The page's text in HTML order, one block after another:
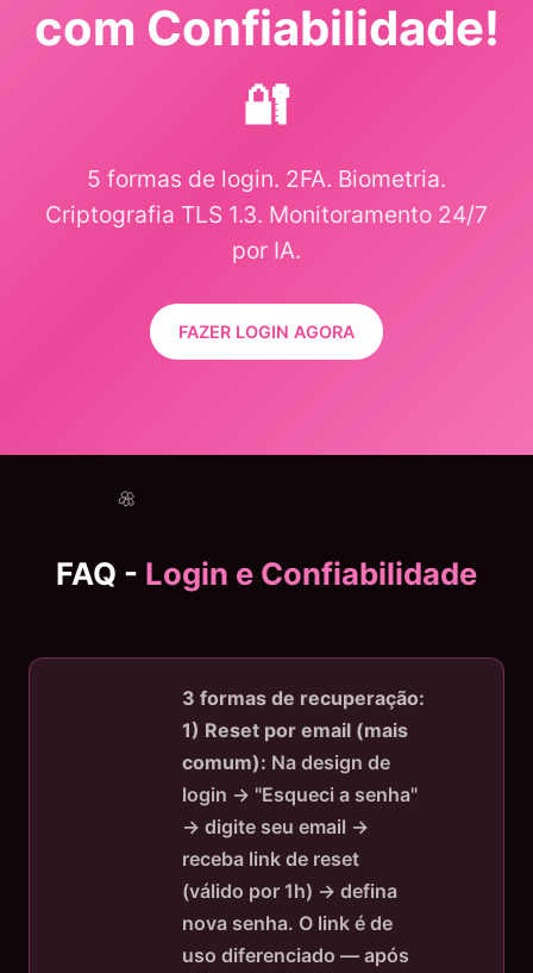
com Confiabilidade!
🔐
5 formas de login. 2FA. Biometria.
Criptografia TLS 1.3. Monitoramento 24/7
por IA.
FAZER LOGIN AGORA
FAQ - Login e Confiabilidade
3 formas de recuperação:
1) Reset por email (mais
comum): Na design de
login → "Esqueci a senha"
→ digite seu email →
receba link de reset
(válido por 1h) → defina
nova senha. O link é de
uso diferenciado — após